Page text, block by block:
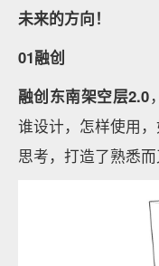
未来的方向！
01融创
融创东南架空层2.0
谁设计，怎样使用
思考，打造了熟悉